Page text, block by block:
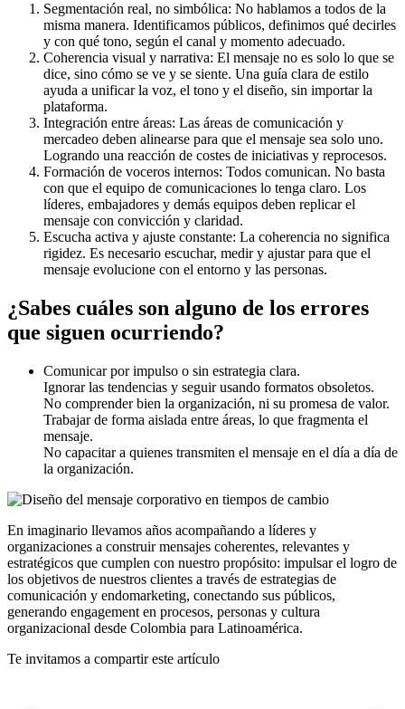
Segmentación real, no simbólica: No hablamos a todos de la
misma manera. Identificamos públicos, definimos qué decirles
y con qué tono, según el canal y momento adecuado.
Coherencia visual y narrativa: El mensaje no es solo lo que se
dice, sino cómo se ve y se siente. Una guía clara de estilo
ayuda a unificar la voz, el tono y el diseño, sin importar la
plataforma.
Integración entre áreas: Las áreas de comunicación y
mercadeo deben alinearse para que el mensaje sea solo uno.
Logrando una reacción de costes de iniciativas y reprocesos.
Formación de voceros internos: Todos comunican. No basta
con que el equipo de comunicaciones lo tenga claro. Los
líderes, embajadores y demás equipos deben replicar el
mensaje con convicción y claridad.
Escucha activa y ajuste constante: La coherencia no significa
rigidez. Es necesario escuchar, medir y ajustar para que el
mensaje evolucione con el entorno y las personas.
¿Sabes cuáles son alguno de los errores
que siguen ocurriendo?
Comunicar por impulso o sin estrategia clara.
Ignorar las tendencias y seguir usando formatos obsoletos.
No comprender bien la organización, ni su promesa de valor.
Trabajar de forma aislada entre áreas, lo que fragmenta el
mensaje.
No capacitar a quienes transmiten el mensaje en el día a día de
la organización.
En imaginario llevamos años acompañando a líderes y
organizaciones a construir mensajes coherentes, relevantes y
estratégicos que cumplen con nuestro propósito: impulsar el logro de
los objetivos de nuestros clientes a través de estrategias de
comunicación y endomarketing, conectando sus públicos,
generando engagement en procesos, personas y cultura
organizacional desde Colombia para Latinoamérica.
Te invitamos a compartir este artículo